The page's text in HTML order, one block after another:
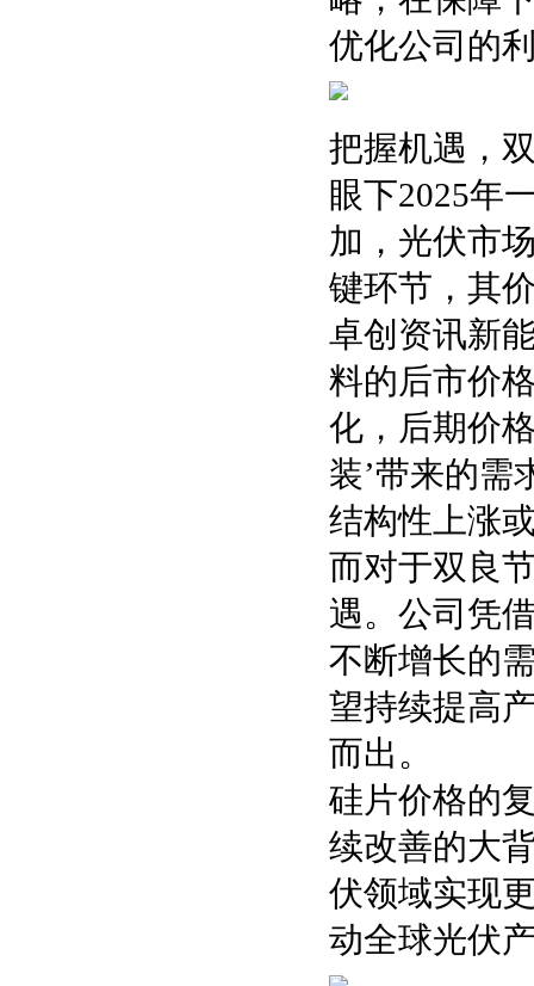
优化公司的
把握机遇，
眼下2025年
加，光伏市
键环节，其
卓创资讯新
料的后市价
化，后期价
装’带来的需
结构性上涨
而对于双良
遇。公司凭
不断增长的
望持续提高
而出。
硅片价格的
续改善的大
伏领域实现
动全球光伏